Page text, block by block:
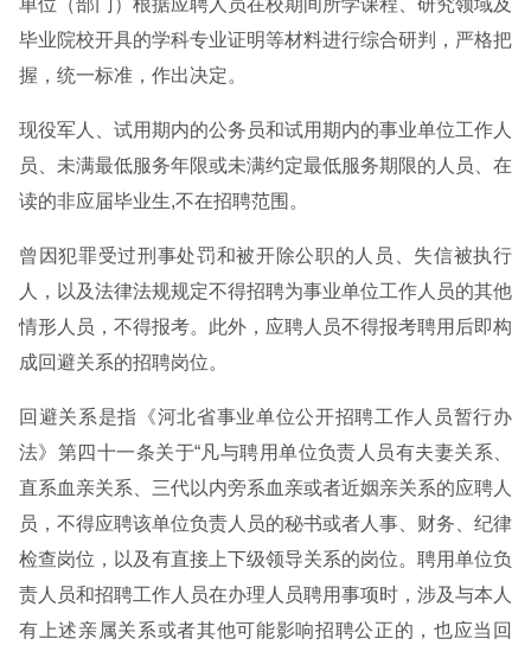
单位（部门）根据应聘人员在校期间所学课程、研究领域及
毕业院校开具的学科专业证明等材料进行综合研判，严格把
握，统一标准，作出决定。
现役军人、试用期内的公务员和试用期内的事业单位工作人
员、未满最低服务年限或未满约定最低服务期限的人员、在
读的非应届毕业生,不在招聘范围。
曾因犯罪受过刑事处罚和被开除公职的人员、失信被执行
人，以及法律法规规定不得招聘为事业单位工作人员的其他
情形人员，不得报考。此外，应聘人员不得报考聘用后即构
成回避关系的招聘岗位。
回避关系是指《河北省事业单位公开招聘工作人员暂行办
法》第四十一条关于“凡与聘用单位负责人员有夫妻关系、
直系血亲关系、三代以内旁系血亲或者近姻亲关系的应聘人
员，不得应聘该单位负责人员的秘书或者人事、财务、纪律
检查岗位，以及有直接上下级领导关系的岗位。聘用单位负
责人员和招聘工作人员在办理人员聘用事项时，涉及与本人
有上述亲属关系或者其他可能影响招聘公正的，也应当回